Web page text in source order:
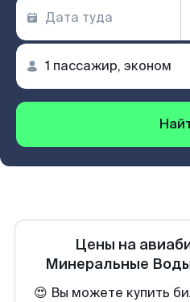
Цены на
Минеральные
😍 Вы можете купить